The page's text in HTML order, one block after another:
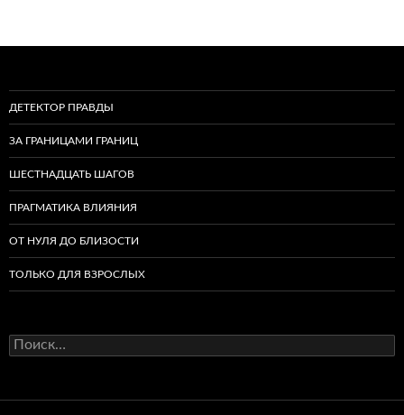
ДЕТЕКТОР ПРАВДЫ
ЗА ГРАНИЦАМИ ГРАНИЦ
ШЕСТНАДЦАТЬ ШАГОВ
ПРАГМАТИКА ВЛИЯНИЯ
ОТ НУЛЯ ДО БЛИЗОСТИ
ТОЛЬКО ДЛЯ ВЗРОСЛЫХ
Найти: